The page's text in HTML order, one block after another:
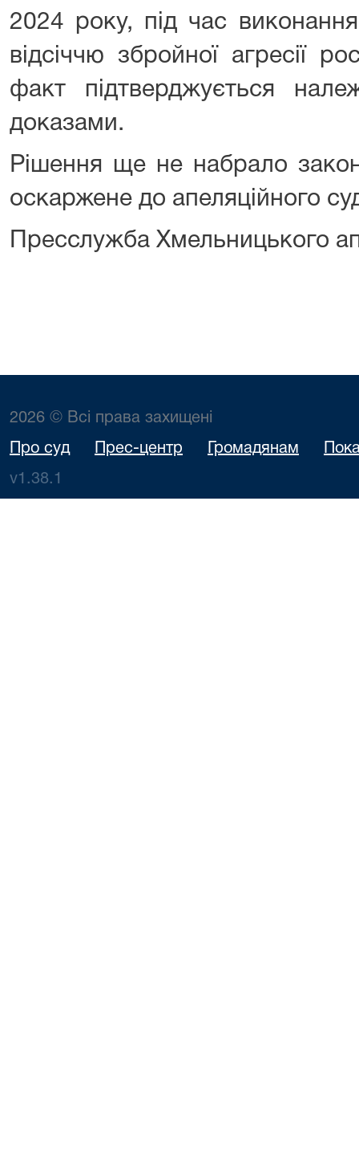
2024 року, під час
відсіччю збройної агресії
факт підтверджується
доказами.
Рішення ще не набрало
оскаржене до апеляційного
Пресслужба Хмельницького
2026 © Всі права захищені
Про суд Прес-центр Громадянам
v1.38.1